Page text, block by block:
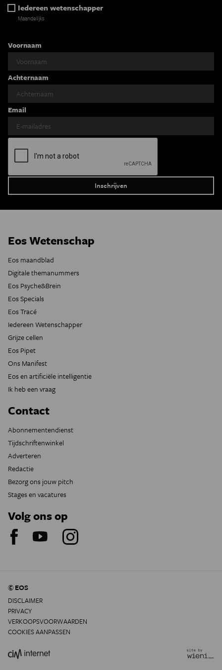
Iedereen wetenschapper
Maandelijks
Voornaam
Achternaam
Email
Eos Wetenschap
Eos maandblad
Digitale themanummers
Eos Psyche&Brein
Eos Specials
Eos Tracé
Iedereen Wetenschapper
Grijze cellen
Eos Pipet
Ons Manifest
Eos en artificiële intelligentie
Ik heb een vraag
Contact
Abonnementendienst
Tijdschriftenwinkel
Adverteren
Redactie
Bezorg ons jouw pitch
Stages en vacatures
Volg ons op
© EOS
DISCLAIMER
PRIVACY
VERKOOPSVOORWAARDEN
COOKIES AANPASSEN